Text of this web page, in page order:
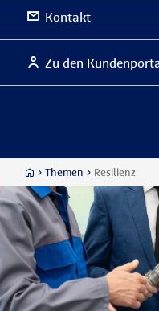
Kontakt
Zu den
Themen Resilienz